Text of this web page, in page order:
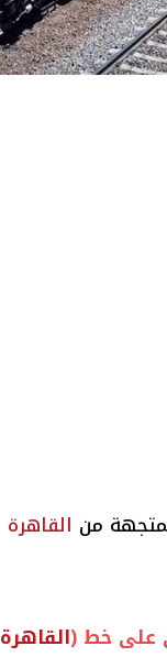
من القاهرة
على خط (القاهرة